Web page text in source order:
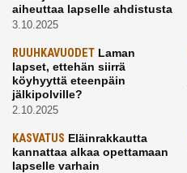
aiheuttaa lapselle ahdistusta
3.10.2025
RUUHKAVUODET Laman
lapset, ettehän siirrä
köyhyyttä eteenpäin
jälkipolville?
2.10.2025
KASVATUS Eläinrakkautta
kannattaa alkaa opettamaan
lapselle varhain